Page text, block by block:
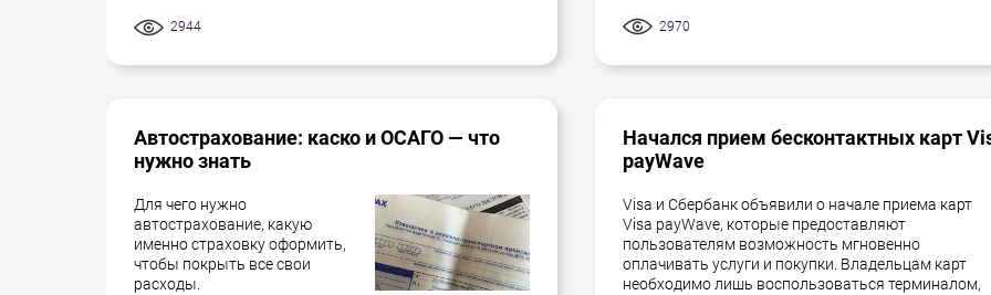
2944 2970
Автострахование: каско и ОСАГО — что
нужно знать
Для чего нужно
автострахование, какую
именно страховку оформить,
чтобы покрыть все свои
расходы.
Начался прием бесконтактных карт
payWave
Visa и Сбербанк объявили о начале приема карт
Visa payWave, которые предоставляют
пользователям возможность мгновенно
оплачивать услуги и покупки. Владельцам карт
необходимо лишь воспользоваться терминалом,